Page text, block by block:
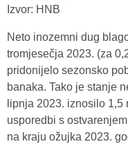
Izvor: HNB
Neto inozemni dug
tromjesečja 2023. (za
pridonijelo sezonsko
banaka. Tako je stanje
lipnja 2023. iznosilo
usporedbi s
na kraju ožujka 2023.